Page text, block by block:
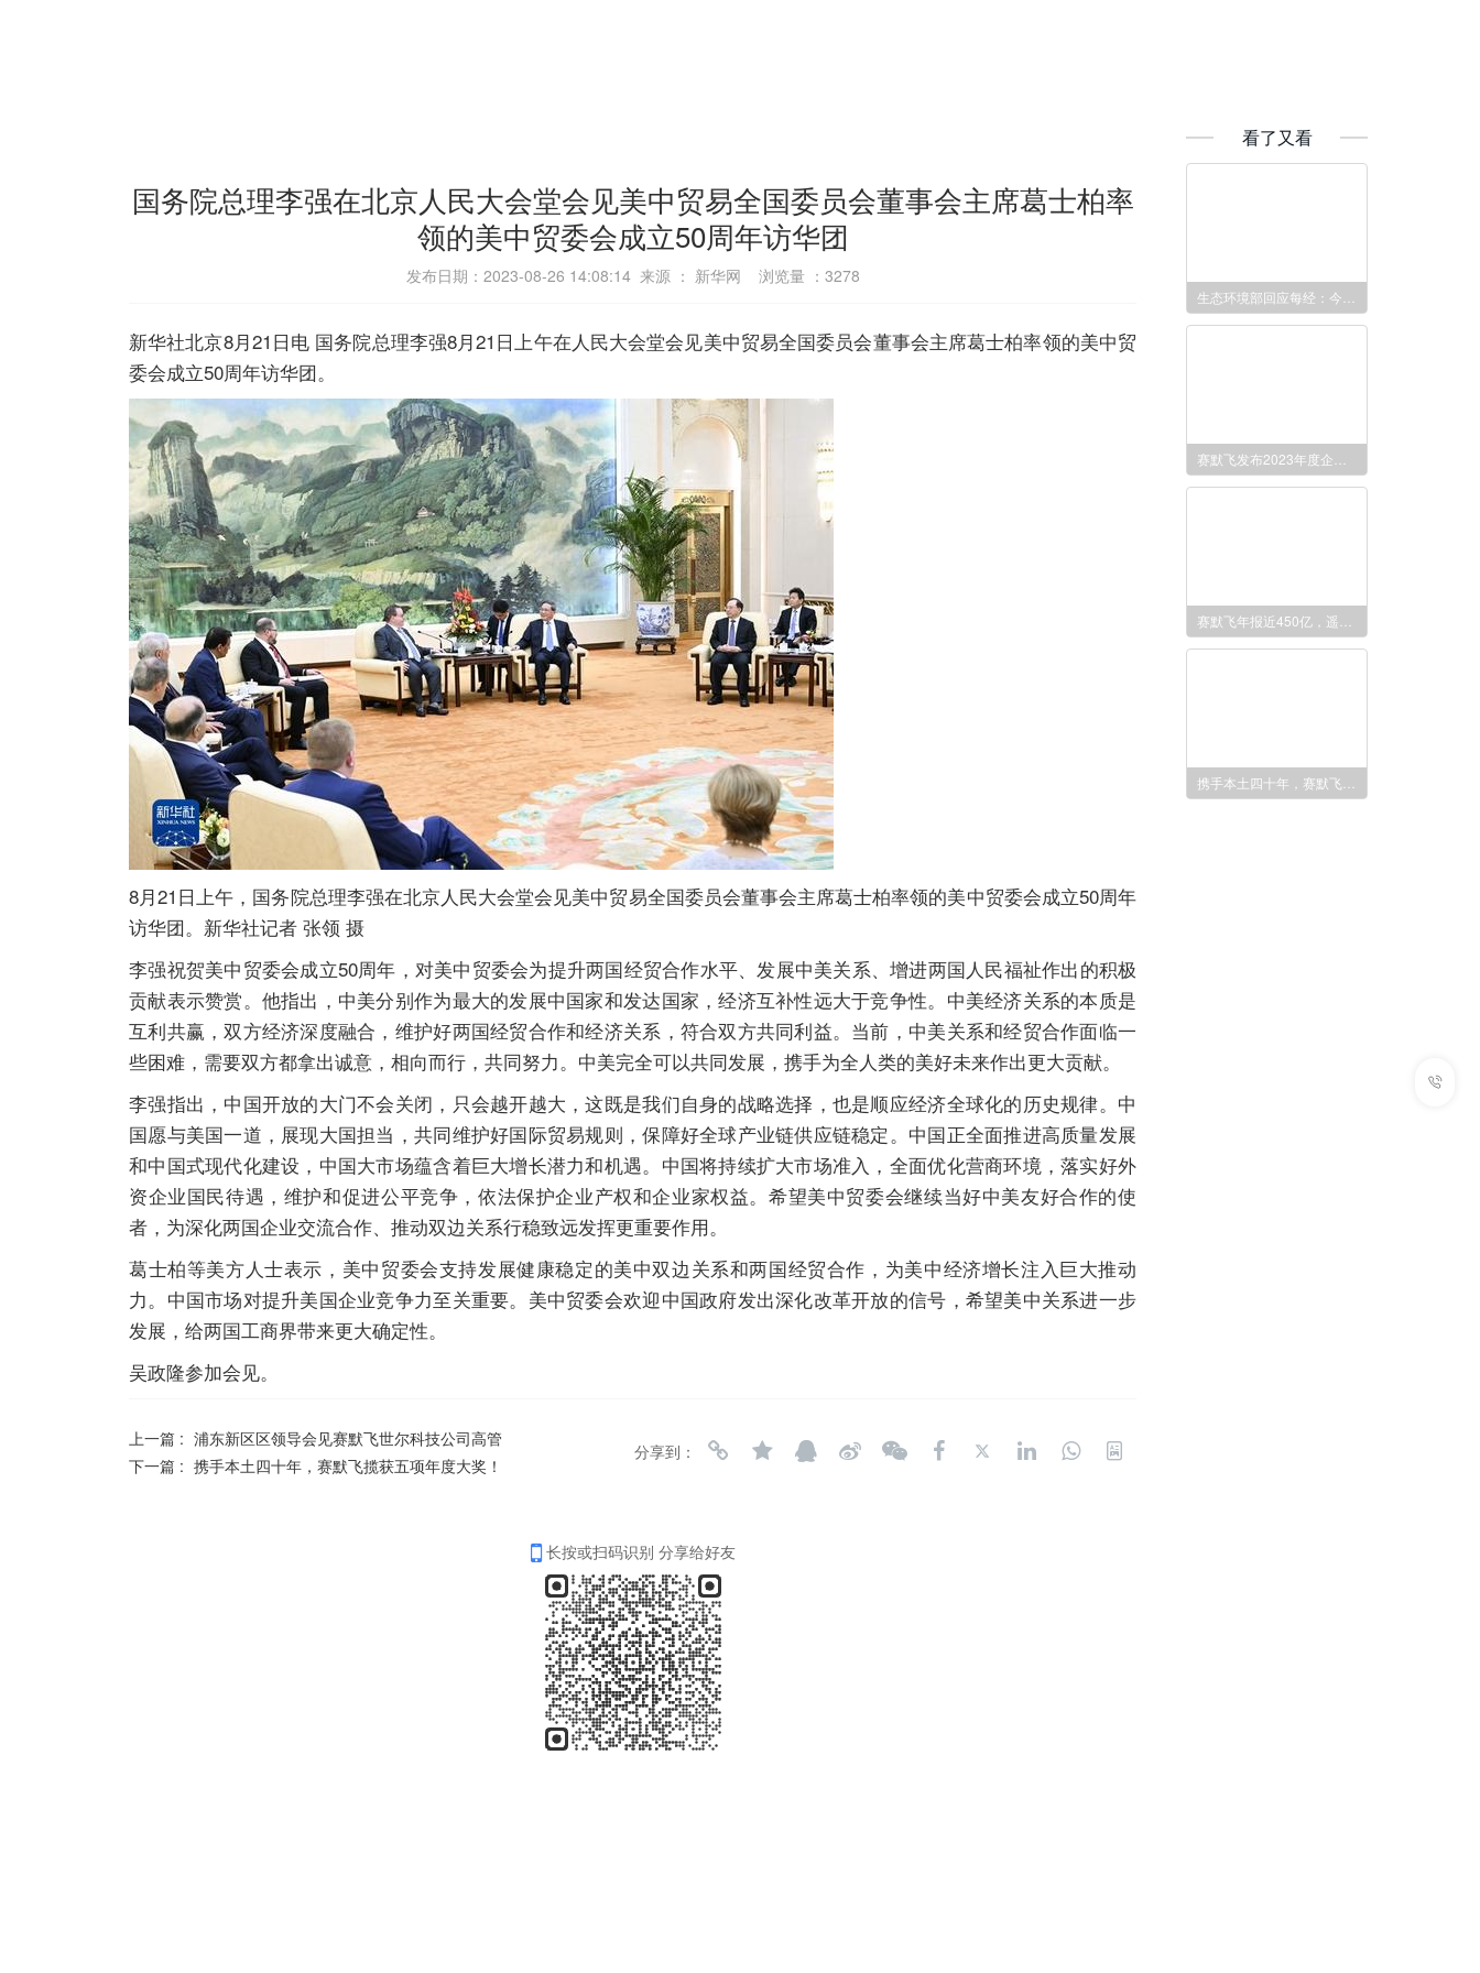
国务院总理李强在北京人民大会堂会见美中贸易全国委员会董事会主席葛士柏率
领的美中贸委会成立50周年访华团
发布日期：2023-08-26 14:08:14 来源 ： 新华网 浏览量 ： 3278
新华社北京8月21日电 国务院总理李强8月21日上午在人民大会堂会见美中贸易全国委员会董事会主席葛士柏率领的美中贸
委会成立50周年访华团。
8月21日上午，国务院总理李强在北京人民大会堂会见美中贸易全国委员会董事会主席葛士柏率领的美中贸委会成立50周年
访华团。新华社记者 张领 摄
李强祝贺美中贸委会成立50周年，对美中贸委会为提升两国经贸合作水平、发展中美关系、增进两国人民福祉作出的积极
贡献表示赞赏。他指出，中美分别作为最大的发展中国家和发达国家，经济互补性远大于竞争性。中美经济关系的本质是
互利共赢，双方经济深度融合，维护好两国经贸合作和经济关系，符合双方共同利益。当前，中美关系和经贸合作面临一
些困难，需要双方都拿出诚意，相向而行，共同努力。中美完全可以共同发展，携手为全人类的美好未来作出更大贡献。
李强指出，中国开放的大门不会关闭，只会越开越大，这既是我们自身的战略选择，也是顺应经济全球化的历史规律。中
国愿与美国一道，展现大国担当，共同维护好国际贸易规则，保障好全球产业链供应链稳定。中国正全面推进高质量发展
和中国式现代化建设，中国大市场蕴含着巨大增长潜力和机遇。中国将持续扩大市场准入，全面优化营商环境，落实好外
资企业国民待遇，维护和促进公平竞争，依法保护企业产权和企业家权益。希望美中贸委会继续当好中美友好合作的使
者，为深化两国企业交流合作、推动双边关系行稳致远发挥更重要作用。
葛士柏等美方人士表示，美中贸委会支持发展健康稳定的美中双边关系和两国经贸合作，为美中经济增长注入巨大推动
力。中国市场对提升美国企业竞争力至关重要。美中贸委会欢迎中国政府发出深化改革开放的信号，希望美中关系进一步
发展，给两国工商界带来更大确定性。
吴政隆参加会见。
上一篇 : 浦东新区区领导会见赛默飞世尔科技公司高管
下一篇 : 携手本土四十年，赛默飞揽获五项年度大奖！
分享到：
长按或扫码识别 分享给好友
看了又看